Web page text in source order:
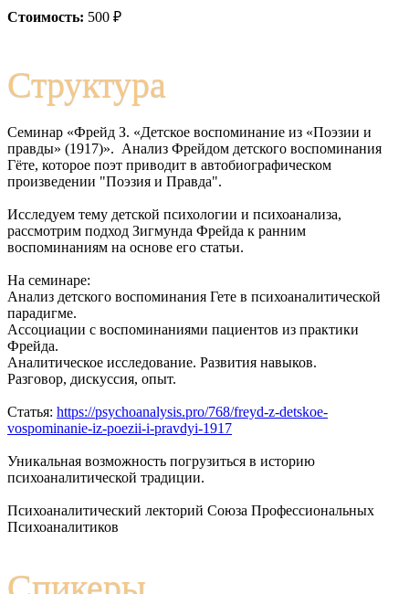
Стоимость: 500 ₽
Структура
Семинар «Фрейд З. «Детское воспоминание из «Поэзии и
правды» (1917)». Анализ Фрейдом детского воспоминания
Гёте, которое поэт приводит в автобиографическом
произведении "Поэзия и Правда".
Исследуем тему детской психологии и психоанализа,
рассмотрим подход Зигмунда Фрейда к ранним
воспоминаниям на основе его статьи.
На семинаре:
Анализ детского воспоминания Гете в психоаналитической
парадигме.
Ассоциации с воспоминаниями пациентов из практики
Фрейда.
Аналитическое исследование. Развития навыков.
Разговор, дискуссия, опыт.
Статья: https://psychoanalysis.pro/768/freyd-z-detskoe-
vospominanie-iz-poezii-i-pravdyi-1917
Уникальная возможность погрузиться в историю
психоаналитической традиции.
Психоаналитический лекторий Союза Профессиональных
Психоаналитиков